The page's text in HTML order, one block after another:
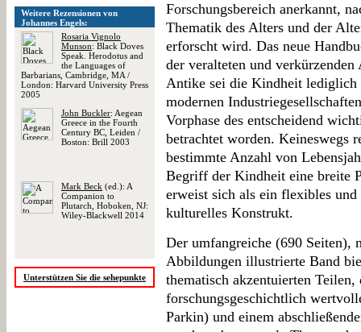
Weitere Rezensionen von
Johannes Engels:
Rosaria Vignolo
Munson: Black Doves
Speak. Herodotus and
the Languages of
Barbarians, Cambridge, MA /
London: Harvard University Press
2005
John Buckler: Aegean
Greece in the Fourth
Century BC, Leiden /
Boston: Brill 2003
Mark Beck (ed.): A
Companion to
Plutarch, Hoboken, NJ:
Wiley-Blackwell 2014
Unterstützen Sie die sehepunkte
Forschungsbereich anerkannt,
Thematik des Alters und der
erforscht wird. Das neue
der veralteten und
Antike sei die Kindheit lediglich
modernen
Vorphase des entscheidend
betrachtet worden. Keineswegs
bestimmte Anzahl von
Begriff der Kindheit eine breite
erweist sich als ein flexibles
kulturelles Konstrukt.
Der umfangreiche (690 Seiten),
Abbildungen illustrierte Band
thematisch akzentuierten
forschungsgeschichtlich
Parkin) und einem